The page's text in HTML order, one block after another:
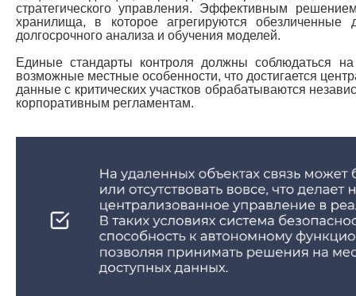
стратегического управления. Эффективным
хранилища, в которое агрегируются
долгосрочного анализа и обучения моделей.
Единые стандарты контроля должны соблюдаться
возможные местные особенности, что достигается
данные с критических участков обрабатываются
корпоративным регламентам.